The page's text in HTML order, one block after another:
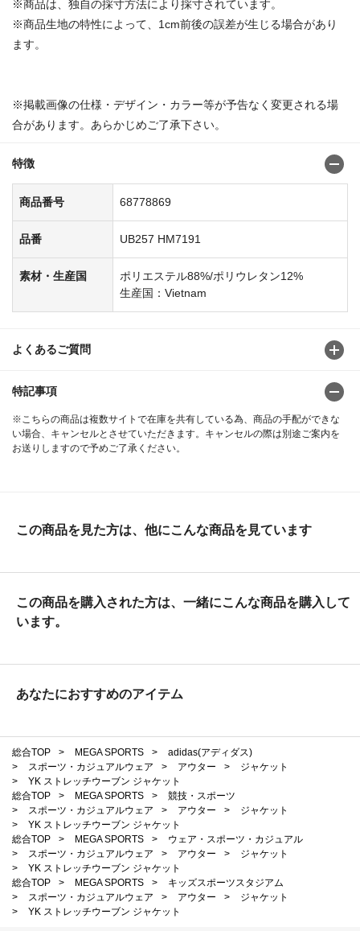
※商品は、独自の採寸方法により採寸されています。
※商品生地の特性によって、1cm前後の誤差が生じる場合があり
ます。
※掲載画像の仕様・デザイン・カラー等が予告なく変更される場
合があります。あらかじめご了承下さい。
特徴
商品番号 68778869
品番 UB257 HM7191
素材・生産国
ポリエステル88%/ポリウレタン12%
生産国：Vietnam
よくあるご質問
特記事項
※こちらの商品は複数サイトで在庫を共有している為、商品の手配ができな
い場合、キャンセルとさせていただきます。キャンセルの際は別途ご案内を
お送りしますので予めご了承ください。
この商品を見た方は、他にこんな商品を見ています
この商品を購入された方は、一緒にこんな商品を購入して
います。
あなたにおすすめのアイテム
総合TOP > MEGA SPORTS >
adidas(アディダス)
>
スポーツ・カジュアルウェア > アウター >
ジャケット
>
YK ストレッチウーブン ジャケット
総合TOP
> MEGA SPORTS >
競技・スポーツ
>
スポーツ・カジュアルウェア > アウター >
ジャケット
>
YK ストレッチウーブン ジャケット
総合TOP
> MEGA SPORTS >
ウェア・スポーツ・カジュアル
>
スポーツ・カジュアルウェア > アウター >
ジャケット
>
YK ストレッチウーブン ジャケット
総合TOP
> MEGA SPORTS >
キッズスポーツスタジアム
>
スポーツ・カジュアルウェア > アウター >
ジャケット
>
YK ストレッチウーブン ジャケット